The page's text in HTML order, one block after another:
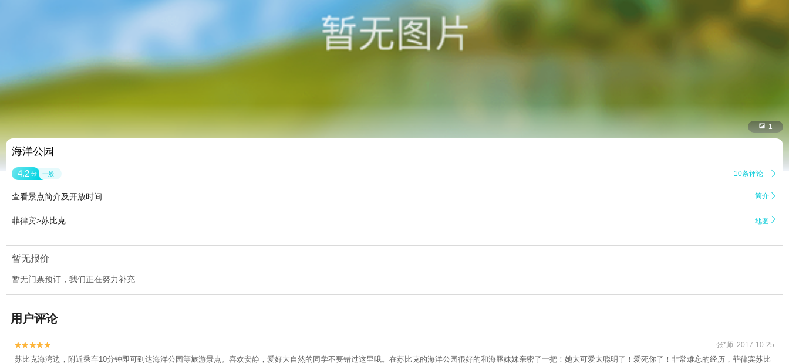
 1
海洋公园
4.2 分 一般 10条评论 
查看景点简介及开放时间 简介 
菲律宾>苏比克 地图 
暂无报价
暂无门票预订，我们正在努力补充
用户评论

 张*师 2017-10-25
苏比克海湾边，附近乘车10分钟即可到达海洋公园等旅游景点。喜欢安静，爱好大自然的同学不要错过这里哦。在苏比克的海洋公园很好的和海豚妹妹亲密了一把！她太可爱太聪明了！爱死你了！非常难忘的经历，菲律宾苏比